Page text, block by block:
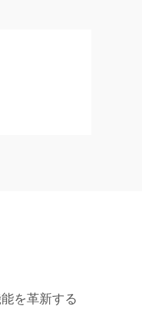
を革新する